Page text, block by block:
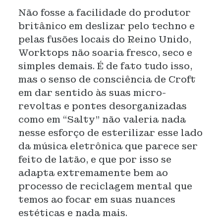
Não fosse a facilidade do produtor
britânico em deslizar pelo techno e
pelas fusões locais do Reino Unido,
Worktops não soaria fresco, seco e
simples demais. É de fato tudo isso,
mas o senso de consciência de Croft
em dar sentido às suas micro-
revoltas e pontes desorganizadas
como em “Salty” não valeria nada
nesse esforço de esterilizar esse lado
da música eletrônica que parece ser
feito de latão, e que por isso se
adapta extremamente bem ao
processo de reciclagem mental que
temos ao focar em suas nuances
estéticas e nada mais.